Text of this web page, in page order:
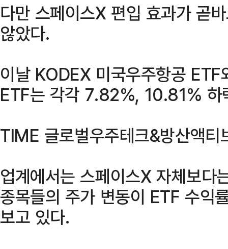
다만 스페이스X 편입 효과가 곧
않았다.
이날 KODEX 미국우주항공
ETF는 각각 7.82%, 10.81% 하
TIME 글로벌우주테크&방산액
업계에서는 스페이스X 자체보다
종목들의 주가 변동이 ETF 수익
보고 있다.